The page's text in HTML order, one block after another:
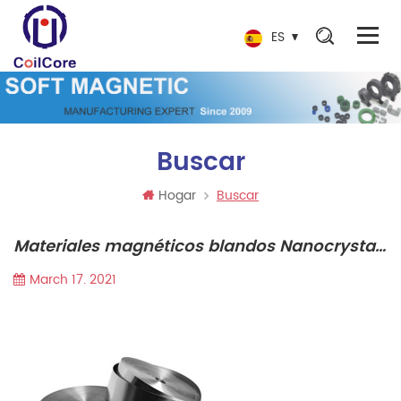
ES
Buscar
Hogar Buscar
Materiales magnéticos blandos Nanocrystalline aleación
March 17. 2021